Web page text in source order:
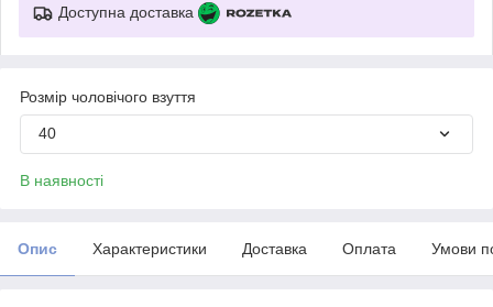
Доступна доставка
Розмір чоловічого взуття
40
В наявності
Опис Характеристики Доставка Оплата Умови